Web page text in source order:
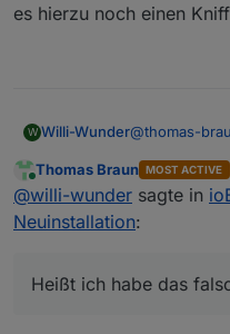
es hierzu noch einen
W Willi-Wunder@thomas-
Du sprichst
Online
Thomas Braun MOST ACTIVE
@willi-wunder sagte in
Neuinstallation:
Heißt ich habe das